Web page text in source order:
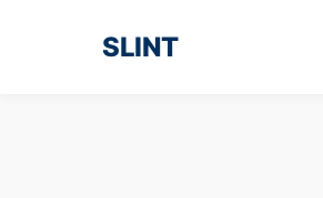
SLINT